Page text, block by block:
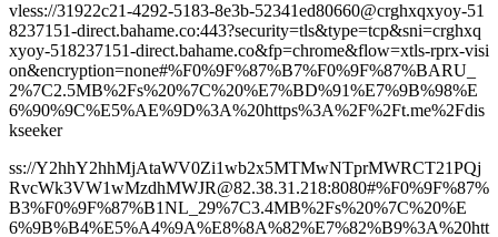
vless://31922c21-4292-5183-8e3b-52341ed80660@crghxqxyoy-51
8237151-direct.bahame.co:443?security=tls&type=tcp&sni=crghxq
xyoy-518237151-direct.bahame.co&fp=chrome&flow=xtls-rprx-visi
on&encryption=none#%F0%9F%87%B7%F0%9F%87%BARU_
2%7C2.5MB%2Fs%20%7C%20%E7%BD%91%E7%9B%98%E
6%90%9C%E5%AE%9D%3A%20https%3A%2F%2Ft.me%2Fdis
kseeker
ss://Y2hhY2hhMjAtaWV0Zi1wb2x5MTMwNTprMWRCT21PQj
RvcWk3VW1wMzdhMWJR@82.38.31.218:8080#%F0%9F%87%
B3%F0%9F%87%B1NL_29%7C3.4MB%2Fs%20%7C%20%E
6%9B%B4%E5%A4%9A%E8%8A%82%E7%82%B9%3A%20htt